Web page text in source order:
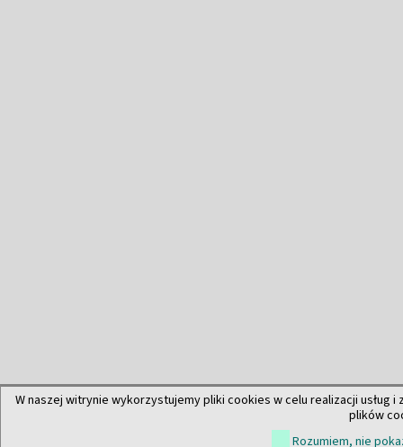
W naszej witrynie wykorzystujemy pliki cookies w celu realizacji usług i
plików
Rozumiem, nie